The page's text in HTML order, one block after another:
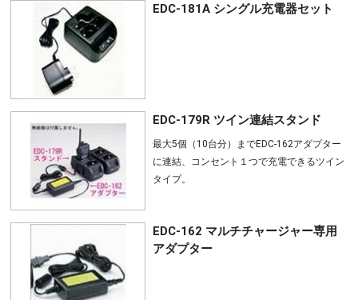
EDC-181A シングル充電器セット
EDC-179R ツイン連結スタンド
最大5個（10台分）までEDC-162アダプター
に連結、コンセント１つで充電できるツイン
タイプ。
EDC-162 マルチチャージャー専用
アダプター